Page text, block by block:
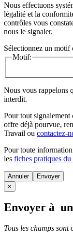
Nous effectuons
légalité et la
contrôles vous
nous le signaler.
Sélectionnez un motif
Motif:
Nous vous rappelons
interdit.
Pour tout signalement
offre déjà pourvue,
Travail ou contactez-
Pour toute
les fiches pratiques
Annuler
×
Envoyer à
Tous les champs sont